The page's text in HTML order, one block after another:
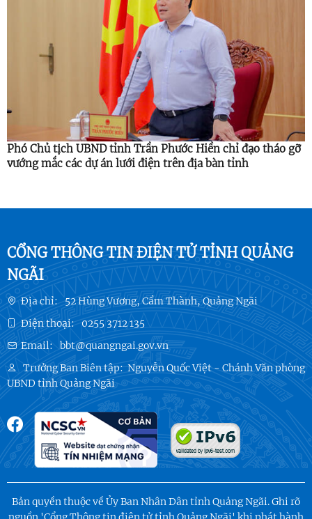
Phó Chủ tịch UBND tỉnh Trần Phước Hiền chỉ đạo tháo gỡ
vướng mắc các dự án lưới điện trên địa bàn tỉnh
CỔNG THÔNG TIN ĐIỆN TỬ TỈNH QUẢNG
NGÃI
Địa chỉ: 52 Hùng Vương, Cẩm Thành, Quảng Ngãi
Điện thoại: 0255 3712 135
Email: bbt@quangngai.gov.vn
Trưởng Ban Biên tập:Nguyễn Quốc Việt - Chánh Văn phòng
UBND tỉnh Quảng Ngãi
Bản quyền thuộc về Ủy Ban Nhân Dân tỉnh Quảng Ngãi. Ghi rõ